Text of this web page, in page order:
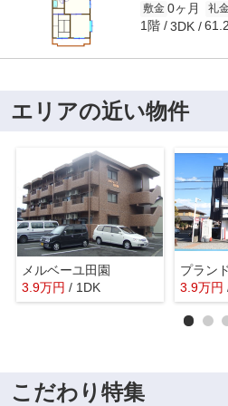
敷金 0ヶ月 礼
1階 3DK
エリアの近い物件
メルベーユ田園
3.9万円 / 1DK
プラン
3.9万円
こだわり特集